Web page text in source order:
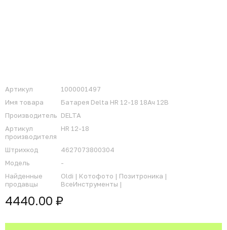
Артикул
1000001497
Имя товара
Батарея Delta HR 12-18 18Ач 12B
Производитель DELTA
Артикул
производителя
HR 12-18
Штрихкод
4627073800304
Модель
-
Найденные
продавцы
Oldi | Котофото | Позитроника |
ВсеИнструменты |
4440.00 ₽